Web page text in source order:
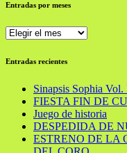
Entradas por meses
Entradas
meses
Entradas recientes
Sinapsis Sophia Vol.
FIESTA FIN DE
Juego de historia
DESPEDIDA DE
ESTRENO DE LA